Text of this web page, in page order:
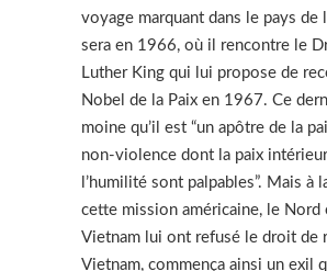
voyage marquant dans le pays de
sera en 1966, où il rencontre le
Luther King qui lui propose de
Nobel de la Paix en 1967. Ce
moine qu’il est “un apôtre de la
non-violence dont la paix
l’humilité sont palpables”. Mais à
cette mission américaine, le Nord
Vietnam lui ont refusé le droit de
Vietnam, commença ainsi un exil